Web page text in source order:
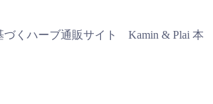
くハーブ通販サイト Kamin & Plai 本